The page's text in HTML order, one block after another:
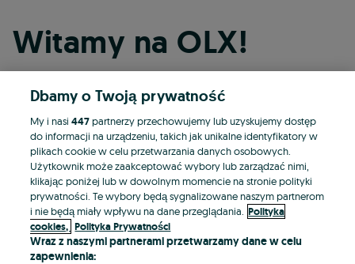
Witamy na OLX!
Kontynuuj przez Facebooka
Kontynuuj przez konto Apple
Kontynuuj przez konto Google
LUB
Dbamy o Twoją prywatność
My i nasi447partnerzy przechowujemy lub uzyskujemy dostęp
do informacji na urządzeniu, takich jak unikalne identyfikatory w
plikach cookie w celu przetwarzania danych osobowych.
Użytkownik może zaakceptować wybory lub zarządzać nimi,
klikając poniżej lub w dowolnym momencie na stronie polityki
prywatności. Te wybory będą sygnalizowane naszym partnerom
i nie będą miały wpływu na dane przeglądania. Polityka
cookies, Polityka Prywatności
Wraz z naszymi partnerami przetwarzamy dane w celu
zapewnienia: